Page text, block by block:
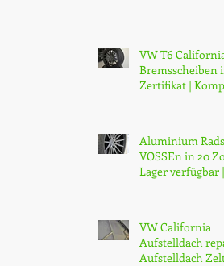
VW T6
Bremsscheiben
Zertifikat |
Aluminium
VOSSEn in 20 Zoll |
Lager verfügbar
VW California
Aufstelldach
Aufstelldach